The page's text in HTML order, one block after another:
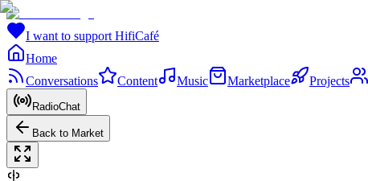
I want to support HifiCafé
Home
Conversations
Content Music Marketplace Projects
RadioChat
Back to Market